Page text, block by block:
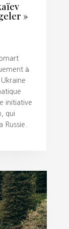
»
à
initiative
qui